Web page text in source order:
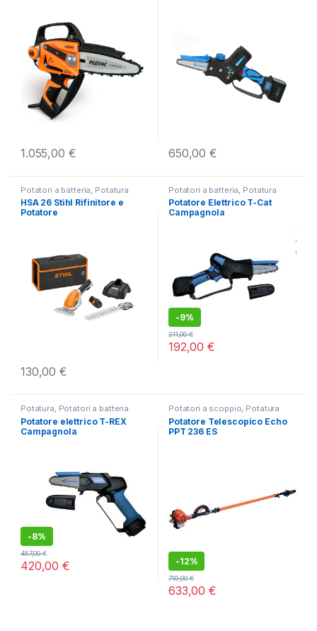
1.055,00 € 650,00€
Potatori a batteria Potatura
HSA 26 Stihl Rifinitore e
Potatore
130,00€
Potatori a batteria Potatura
Potatore Elettrico T-Cat
Campagnola
-9%
192,00€
211,00€
Potatura, Potatori a batteria
Potatore elettrico T-REX
Campagnola
-8%
420,00€
457,00€
Potatori a scoppio, Potatura
Potatore Telescopico Echo
PPT 236 ES
-12%
633,00€
719,00€